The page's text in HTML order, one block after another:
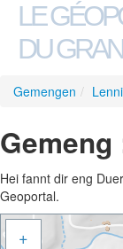
LE
DU
Gemengen /
Hei fannt dir eng
Geoportal.
+